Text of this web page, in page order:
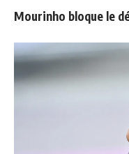
Mourinho bloque le